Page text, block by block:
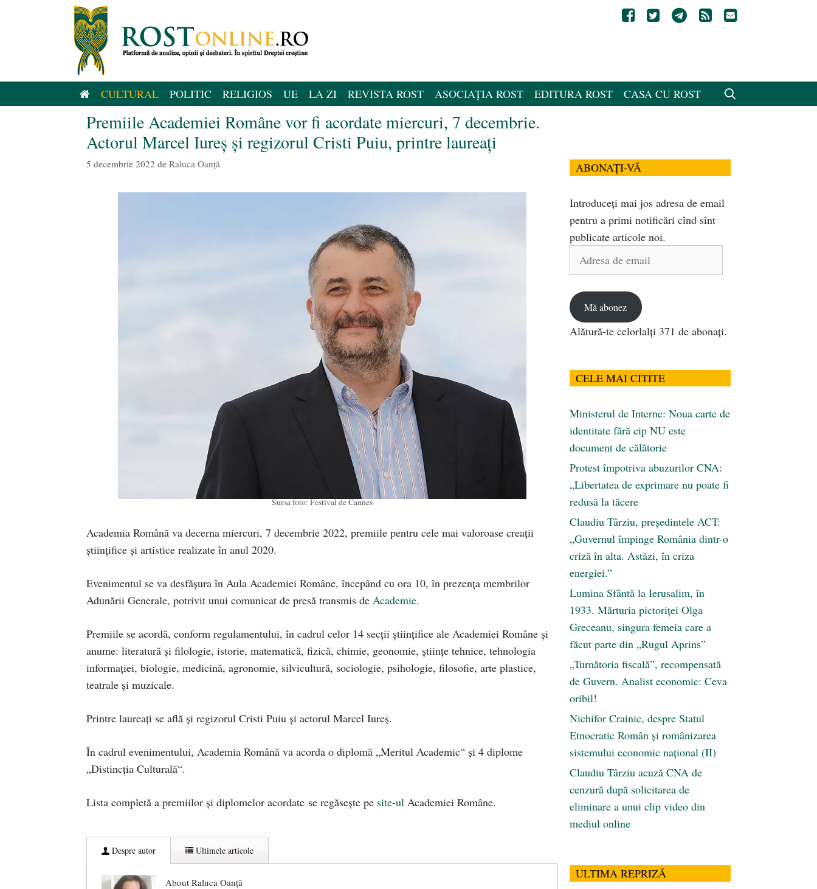
CULTURAL POLITIC RELIGIOS UE LA ZI REVISTA ROST ASOCIAȚIA ROST EDITURA ROST CASA CU ROST
Premiile Academiei Române vor fi acordate miercuri, 7 decembrie.
Actorul Marcel Iureș și regizorul Cristi Puiu, printre laureați
5 decembrie 2022 de Raluca Oanță
Sursa foto: Festival de Cannes
Academia Română va decerna miercuri, 7 decembrie 2022, premiile pentru cele mai valoroase creații
științifice și artistice realizate în anul 2020.
Evenimentul se va desfășura în Aula Academiei Române, începând cu ora 10, în prezența membrilor
Adunării Generale, potrivit unui comunicat de presă transmis de Academie.
Premiile se acordă, conform regulamentului, în cadrul celor 14 secții științifice ale Academiei Române și
anume: literatură și filologie, istorie, matematică, fizică, chimie, geonomie, științe tehnice, tehnologia
informației, biologie, medicină, agronomie, silvicultură, sociologie, psihologie, filosofie, arte plastice,
teatrale și muzicale.
Printre laureați se află și regizorul Cristi Puiu și actorul Marcel Iureș.
În cadrul evenimentului, Academia Română va acorda o diplomă „Meritul Academic“ și 4 diplome
„Distincţia Culturală“.
Lista completă a premiilor și diplomelor acordate se regăsește pe site-ul Academiei Române.
Despre autor Ultimele articole
About Raluca Oanță
ABONAȚI-VĂ
Introduceți mai jos adresa de email
pentru a primi notificări cînd sînt
publicate articole noi.
Adresa
Mă abonez
Alătură-te celorlalți 371 de abonați.
CELE MAI CITITE
Ministerul de Interne: Noua carte de
identitate fără cip NU este
document de călătorie
Protest împotriva abuzurilor CNA:
„Libertatea de exprimare nu poate fi
redusă la tăcere
Claudiu Târziu, președintele ACT:
„Guvernul împinge România dintr-o
criză în alta. Astăzi, în criza
energiei.”
Lumina Sfântă la Ierusalim, în
1933. Mărturia pictoriței Olga
Greceanu, singura femeia care a
făcut parte din „Rugul Aprins”
„Turnătoria fiscală”, recompensată
de Guvern. Analist economic: Ceva
oribil!
Nichifor Crainic, despre Statul
Etnocratic Român şi românizarea
sistemului economic naţional (II)
Claudiu Târziu acuză CNA de
cenzură după solicitarea de
eliminare a unui clip video din
mediul online
ULTIMA REPRIZĂ